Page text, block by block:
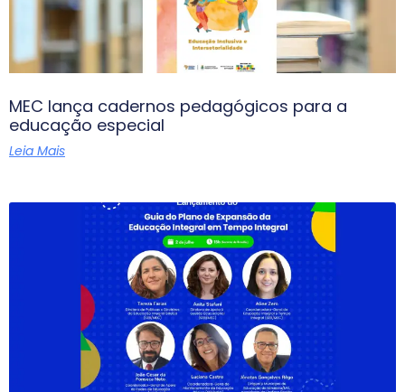
MEC lança cadernos pedagógicos para a
educação especial
Leia Mais